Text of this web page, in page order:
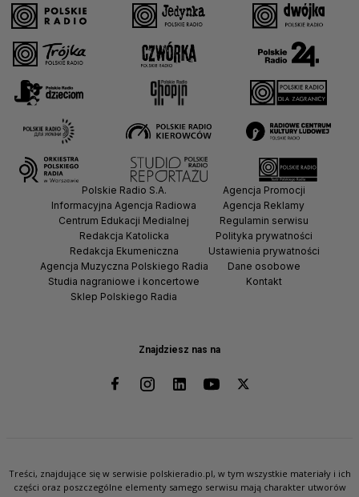
Znajdziesz nas na
Polskie Radio S.A.
Informacyjna Agencja Radiowa
Centrum Edukacji Medialnej
Redakcja Katolicka
Redakcja Ekumeniczna
Agencja Muzyczna Polskiego Radia
Studia nagraniowe i koncertowe
Sklep Polskiego Radia
Agencja Promocji
Agencja Reklamy
Regulamin serwisu
Polityka prywatności
Ustawienia prywatności
Dane osobowe
Kontakt
Treści, znajdujące się w serwisie polskieradio.pl, w tym wszystkie materiały i ich
części oraz poszczególne elementy samego serwisu mają charakter utworów